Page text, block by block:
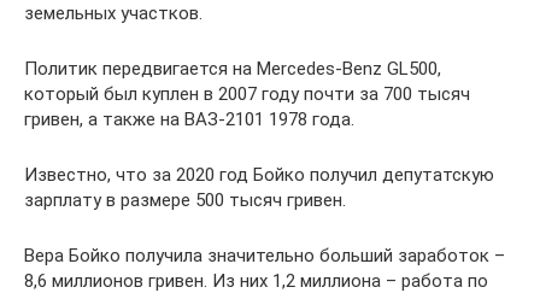
земельных участков.
Политик передвигается на Mercedes-Benz GL500,
который был куплен в 2007 году почти за 700 тысяч
гривен, а также на ВАЗ-2101 1978 года.
Известно, что за 2020 год Бойко получил депутатскую
зарплату в размере 500 тысяч гривен.
Вера Бойко получила значительно больший заработок –
8,6 миллионов гривен. Из них 1,2 миллиона – работа по